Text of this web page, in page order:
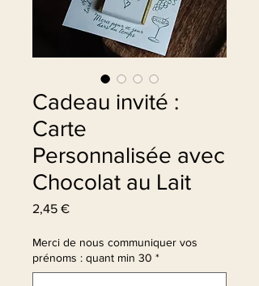
Cadeau invité :
Carte
Personnalisée avec
Chocolat au Lait
2,45 €Prix
Merci de nous communiquer vos
prénoms : quant min 30 *